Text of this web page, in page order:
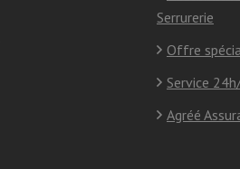
Serrurerie
Offre
Service
Agréé